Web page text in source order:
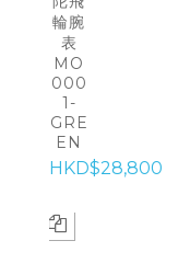
輪腕
表
MO
000
1-
GRE
EN
HKD$28,800